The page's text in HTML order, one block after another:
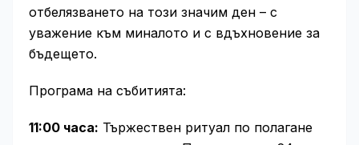
отбелязването на този значим ден – с
уважение към миналото и с вдъхновение за
бъдещето.
Програма на събитията:
11:00 часа: Тържествен ритуал по полагане